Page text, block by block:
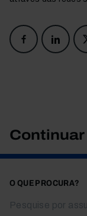
O QUE PROCURA?